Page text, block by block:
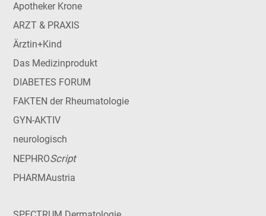
Apotheker Krone
ARZT & PRAXIS
Ärztin+Kind
Das Medizinprodukt
DIABETES FORUM
FAKTEN der Rheumatologie
GYN-AKTIV
neurologisch
NEPHROScript
PHARMAustria